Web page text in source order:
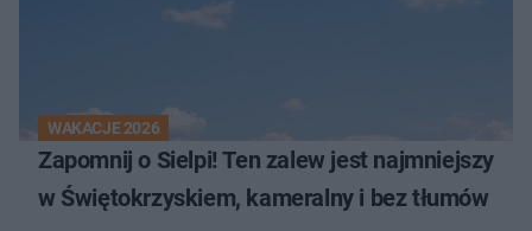
WAKACJE 2026
Zapomnij o Sielpi! Ten zalew jest najmniejszy
w Świętokrzyskiem, kameralny i bez tłumów